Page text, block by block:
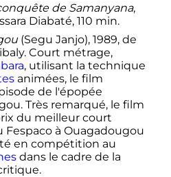
de Samanyana,
Diabaté, 110 min.
(Segu Janjo), 1989, de
Court métrage,
, utilisant la technique
animées, le film
de l'épopée
Très remarqué, le film
du meilleur court
Fespaco à Ouagadougou
en compétition au
dans le cadre de la